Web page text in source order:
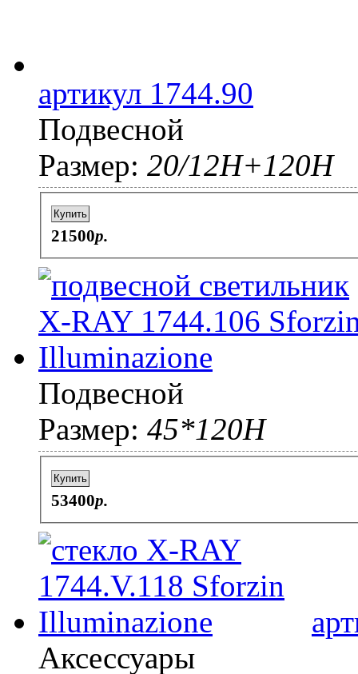
артикул 1744.90
Подвесной
Размер: 20/12Н+120Н
Купить
21500p.
Подвесной
Размер: 45*120H
Купить
53400p.
Аксессуары